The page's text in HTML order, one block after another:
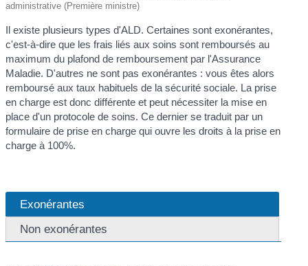
administrative (Première ministre)
Il existe plusieurs types d'ALD. Certaines sont exonérantes,
c'est-à-dire que les frais liés aux soins sont remboursés au
maximum du plafond de remboursement par l'Assurance
Maladie. D'autres ne sont pas exonérantes : vous êtes alors
remboursé aux taux habituels de la sécurité sociale. La prise
en charge est donc différente et peut nécessiter la mise en
place d'un protocole de soins. Ce dernier se traduit par un
formulaire de prise en charge qui ouvre les droits à la prise en
charge à 100%.
Exonérantes
Non exonérantes